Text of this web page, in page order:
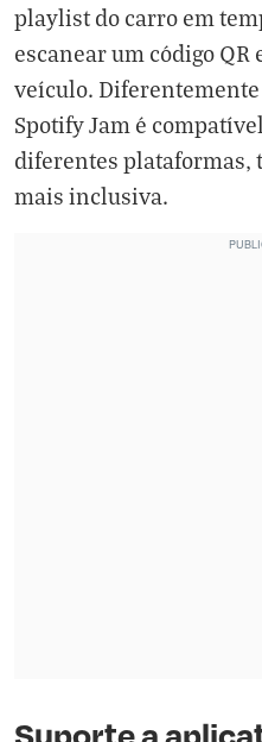
playlist do carro em
escanear um código
veículo. Diferentemente
Spotify Jam é
diferentes plataformas,
mais inclusiva.